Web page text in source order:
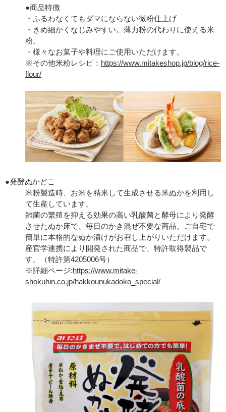
●商品特徴
・ふるわなくてもダマにならない微粉仕上げ
・きめ細かくなじみやすい。薄力粉の代わりに使える米
粉。
・様々なお菓子や料理にご使用いただけます。
※その他米粉レシピ： https://www.mitakeshop.jp/blog/rice-
flour/
●発酵ぬかどこ
米粉製造時、お米を精米して生成させる米ぬかを利用し
て生産しています。
雑菌の繁殖を抑える効果の高い乳酸菌と酵母により発酵
させたぬか床で、毎日のかき混ぜ不要な商品。ご自宅で
簡単に本格的なぬか漬けがお召し上がりいただけます。
産官学連携により開発された商品で、特許取得製品で
す。（特許第4205006号）
※詳細ページ:https://www.mitake-
shokuhin.co.jp/hakkounukadoko_special/